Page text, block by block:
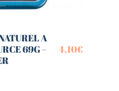
A
69G –
4,10€